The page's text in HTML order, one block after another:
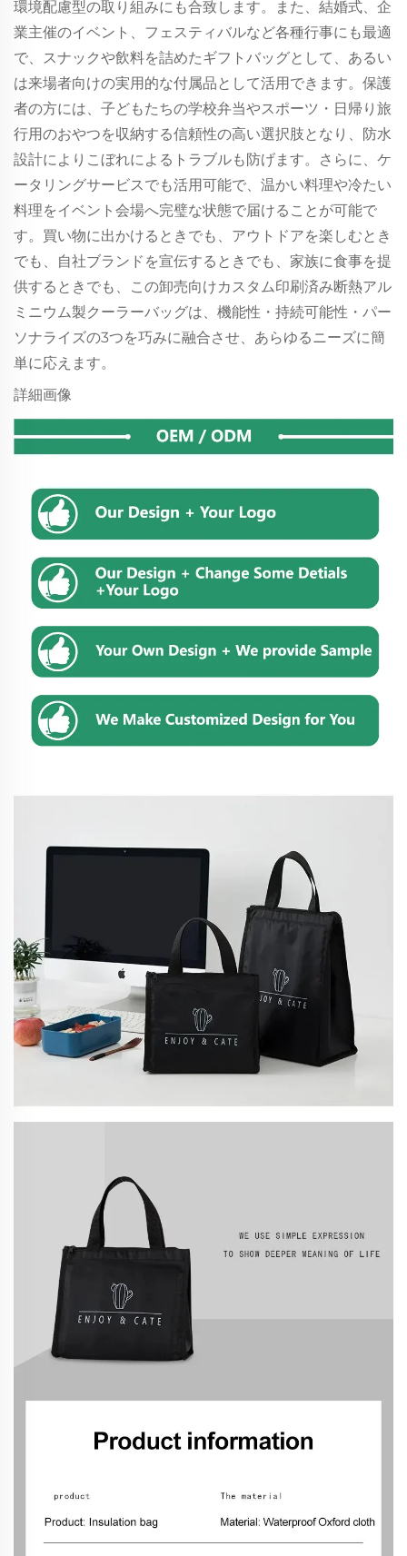
環境配慮型の取り組みにも合致します。また、結婚式、企
業主催のイベント、フェスティバルなど各種行事にも最適
で、スナックや飲料を詰めたギフトバッグとして、あるい
は来場者向けの実用的な付属品として活用できます。保護
者の方には、子どもたちの学校弁当やスポーツ・日帰り旅
行用のおやつを収納する信頼性の高い選択肢となり、防水
設計によりこぼれによるトラブルも防げます。さらに、ケ
ータリングサービスでも活用可能で、温かい料理や冷たい
料理をイベント会場へ完璧な状態で届けることが可能で
す。買い物に出かけるときでも、アウトドアを楽しむとき
でも、自社ブランドを宣伝するときでも、家族に食事を提
供するときでも、この卸売向けカスタム印刷済み断熱アル
ミニウム製クーラーバッグは、機能性・持続可能性・パー
ソナライズの3つを巧みに融合させ、あらゆるニーズに簡
単に応えます。
詳細画像